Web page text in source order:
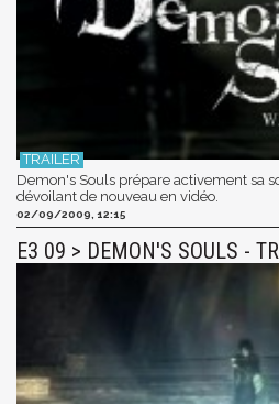
Demon's Souls prépare activement sa
dévoilant de nouveau en vidéo.
02/09/2009, 12:15
E3 09 > DEMON'S SOULS -